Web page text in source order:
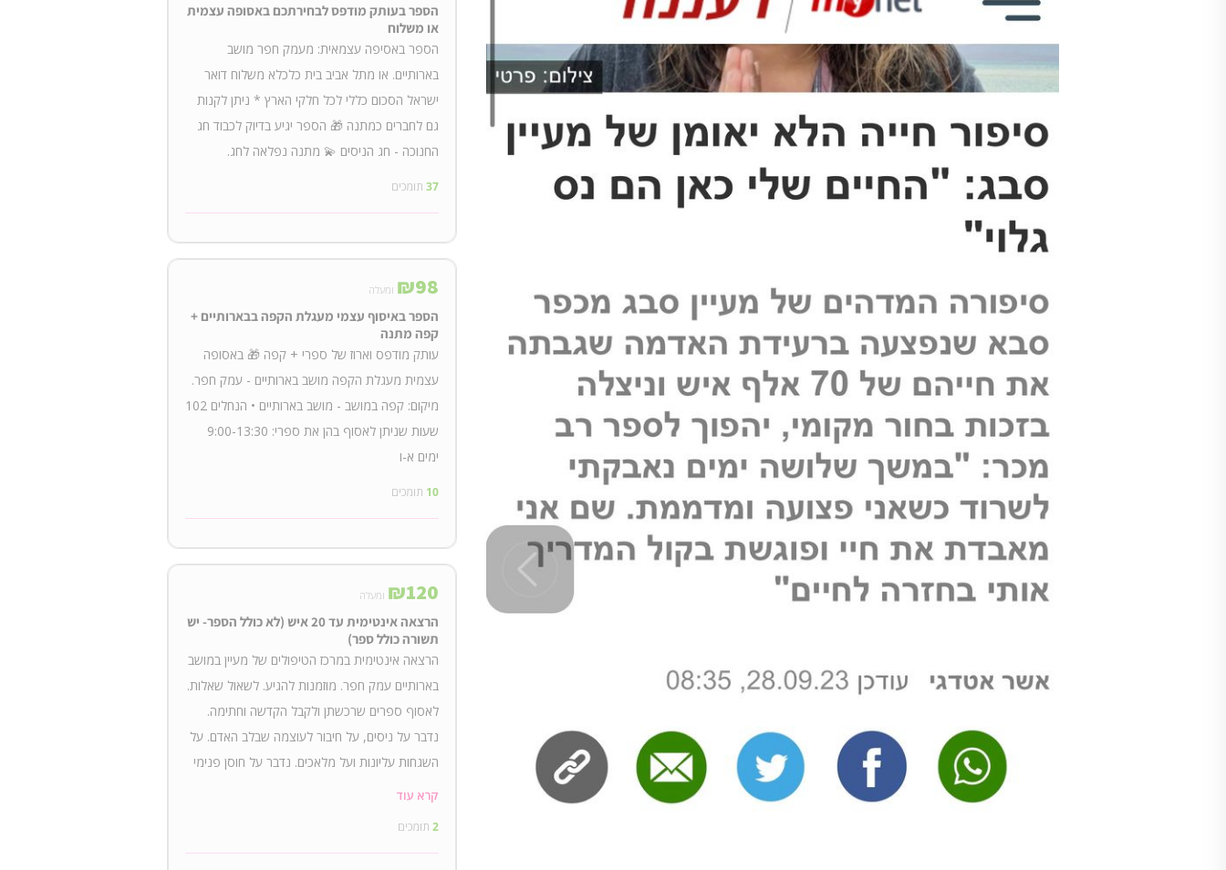
הספר בעותק מודפס לבחירתכם באסופה עצמית
או משלוח
הספר באסיפה עצמאית: מעמק חפר מושב
בארותיים. או מתל אביב בית כלכלא משלוח דואר
ישראל הסכום כללי לכל חלקי הארץ * ניתן לקנות
גם לחברים כמתנה 🎁 הספר יגיע בדיוק לכבוד חג
החנוכה - חג הניסים 💫 מתנה נפלאה לחג.
37 תומכים
₪98 ומעלה
הספר באיסוף עצמי מעגלת הקפה בבארותיים +
קפה מתנה
עותק מודפס וארוז של ספרי + קפה 🎁 באסופה
עצמית מעגלת הקפה מושב בארותיים - עמק חפר.
מיקום: קפה במושב - מושב בארותיים • הנחלים 102
שעות שניתן לאסוף בהן את ספרי: 9:00-13:30
ימים א-ו
10 תומכים
₪120 ומעלה
הרצאה אינטימית עד 20 איש (לא כולל הספר- יש
תשורה כולל ספר)
הרצאה אינטימית במרכז הטיפולים של מעיין במושב
בארותיים עמק חפר. מוזמנות להגיע. לשאול שאלות.
לאסוף ספרים שרכשתן ולקבל הקדשה וחתימה.
נדבר על ניסים, על חיבור לעוצמה שבלב האדם. על
השגחות עליונות ועל מלאכים. נדבר על חוסן פנימי
קרא עוד
2 תומכים